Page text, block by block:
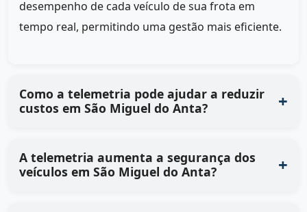
desempenho de cada veículo de sua frota em
tempo real, permitindo uma gestão mais eficiente.
Como a telemetria pode ajudar a reduzir
custos em São Miguel do Anta?
A telemetria aumenta a segurança dos
veículos em São Miguel do Anta?